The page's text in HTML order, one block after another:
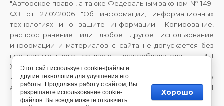
"Авторское право", а также Федеральным законом № 149-
ФЗ от 27.07.2006 "Об информации, информационных
технологиях и о защите информации". Копирование,
распространение или любое другое использование
информации и материалов с сайта не допускается без
предварительного согласия правообладателя — ИП
Хайрулина Галина Александровна.
Индивидуальный предприниматель Хайрулина Галина
Александровна, ИНН 710708063370, ОГРНИП
1147746983603, 143909, Московская обл., г. Балашиха, мкр.
Этот сайт использует cookie-файлы и
другие технологии для улучшения его
работы. Продолжая работу с сайтом, Вы
разрешаете использование cookie-
файлов. Вы всегда можете отключить
Хорошо